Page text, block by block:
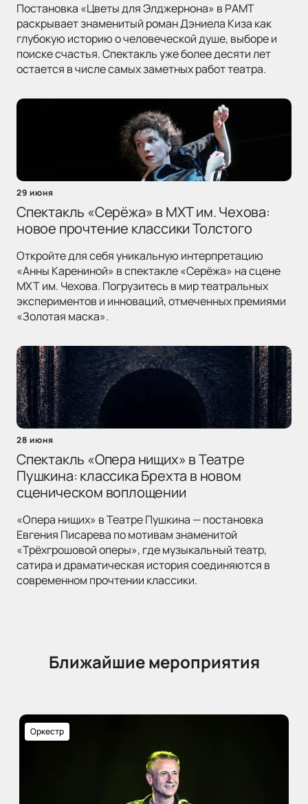
Постановка «Цветы для Элджернона» в РАМТ
раскрывает знаменитый роман Дэниела Киза как
глубокую историю о человеческой душе, выборе и
поиске счастья. Спектакль уже более десяти лет
остается в числе самых заметных работ театра.
29 июня
Спектакль «Серёжа» в МХТ им. Чехова:
новое прочтение классики Толстого
Откройте для себя уникальную интерпретацию
«Анны Карениной» в спектакле «Серёжа» на сцене
МХТ им. Чехова. Погрузитесь в мир театральных
экспериментов и инноваций, отмеченных премиями
«Золотая маска».
28 июня
Спектакль «Опера нищих» в Театре
Пушкина: классика Брехта в новом
сценическом воплощении
«Опера нищих» в Театре Пушкина — постановка
Евгения Писарева по мотивам знаменитой
«Трёхгрошовой оперы», где музыкальный театр,
сатира и драматическая история соединяются в
современном прочтении классики.
Ближайшие мероприятия
Оркестр